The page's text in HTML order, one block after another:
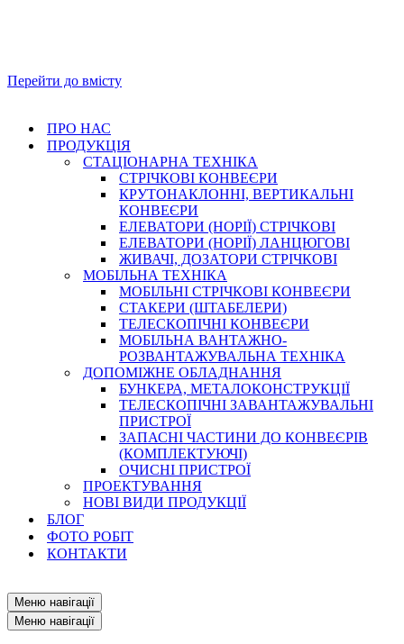
Перейти до вмісту
ПРО НАС
ПРОДУКЦІЯ
СТАЦІОНАРНА ТЕХНІКА
СТРІЧКОВІ КОНВЕЄРИ
КРУТОНАКЛОННІ, ВЕРТИКАЛЬНІ
КОНВЕЄРИ
ЕЛЕВАТОРИ (НОРІЇ) СТРІЧКОВІ
ЕЛЕВАТОРИ (НОРІЇ) ЛАНЦЮГОВІ
ЖИВАЧІ, ДОЗАТОРИ СТРІЧКОВІ
МОБІЛЬНА ТЕХНІКА
МОБІЛЬНІ СТРІЧКОВІ КОНВЕЄРИ
СТАКЕРИ (ШТАБЕЛЕРИ)
ТЕЛЕСКОПІЧНІ КОНВЕЄРИ
МОБІЛЬНА ВАНТАЖНО-
РОЗВАНТАЖУВАЛЬНА ТЕХНІКА
ДОПОМІЖНЕ ОБЛАДНАННЯ
БУНКЕРА, МЕТАЛОКОНСТРУКЦІЇ
ТЕЛЕСКОПІЧНІ ЗАВАНТАЖУВАЛЬНІ
ПРИСТРОЇ
ЗАПАСНІ ЧАСТИНИ ДО КОНВЕЄРІВ
(КОМПЛЕКТУЮЧІ)
ОЧИСНІ ПРИСТРОЇ
ПРОЕКТУВАННЯ
НОВІ ВИДИ ПРОДУКЦІЇ
БЛОГ
ФОТО РОБІТ
КОНТАКТИ
Меню навігації
Меню навігації